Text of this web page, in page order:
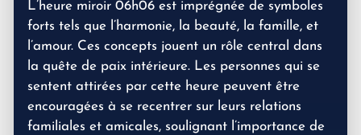
L’heure miroir 06h06 est imprégnée de symboles
forts tels que l’harmonie, la beauté, la famille, et
l’amour. Ces concepts jouent un rôle central dans
la quête de paix intérieure. Les personnes qui se
sentent attirées par cette heure peuvent être
encouragées à se recentrer sur leurs relations
familiales et amicales, soulignant l’importance de